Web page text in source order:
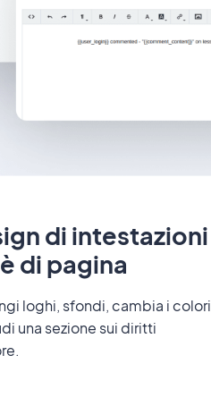
di intestazioni
di pagina
loghi, sfondi, cambia i colori
una sezione sui diritti